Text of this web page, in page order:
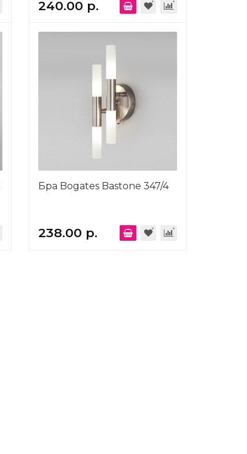
240.00 р.
Бра Bogates Bastone 347/4
238.00 р.